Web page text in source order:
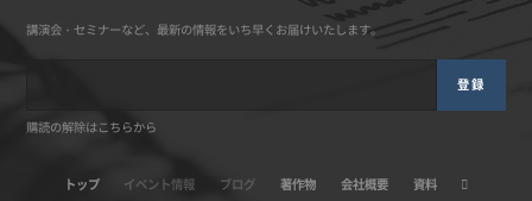
講演会・セミナーなど、最新の情報をいち早くお届けいたします。
登録
購読の解除はこちらから
トップ イベント情報 ブログ 著作物 会社概要 資料 